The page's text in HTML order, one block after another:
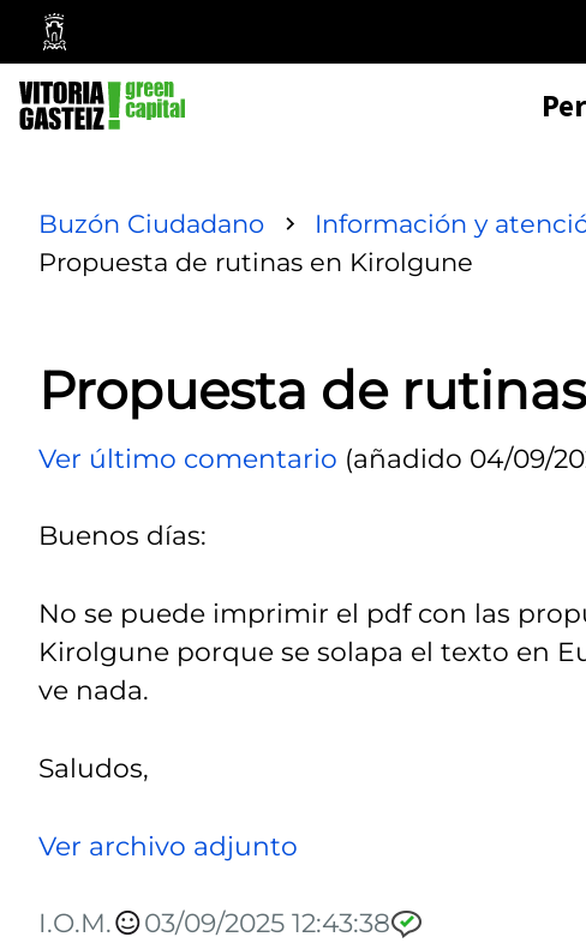
Ayuntamiento
Vitoria-
Gasteiz
Buzón Ciudadano Información y
Propuesta de rutinas en Kirolgune
Propuesta de
Ver último comentario (añadido 04/09/
Buenos días:
No se puede imprimir el pdf con las
Kirolgune porque se solapa el texto en
ve nada.
Saludos,
Ver archivo adjunto
I.O.M. 03/09/2025 12:43:38